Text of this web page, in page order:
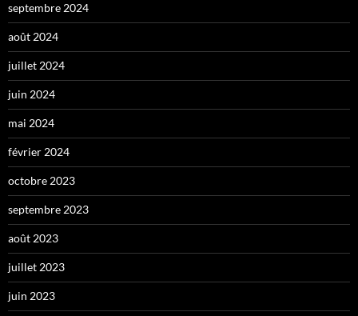
septembre 2024
août 2024
juillet 2024
juin 2024
mai 2024
février 2024
octobre 2023
septembre 2023
août 2023
juillet 2023
juin 2023